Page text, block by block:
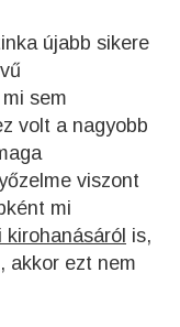
újabb sikere
sem
volt a nagyobb
viszont
mi
kirohanásáról is,
akkor ezt nem